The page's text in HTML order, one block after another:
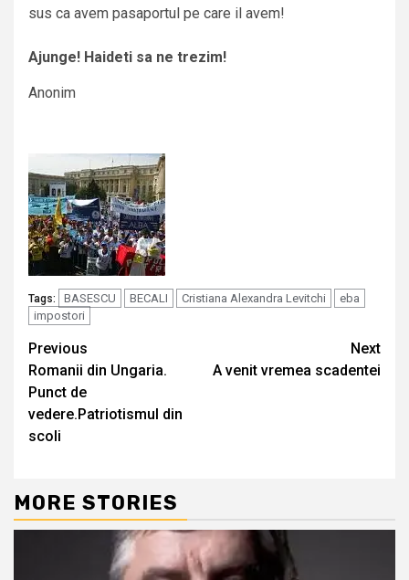
sus ca avem pasaportul pe care il avem!
Ajunge! Haideti sa ne trezim!
Anonim
Tags: BASESCU BECALI Cristiana Alexandra Levitchi
eba
impostori
Continue
Reading
Previous
Romanii din Ungaria.
Punct de
vedere.Patriotismul din
scoli
Next
A venit vremea scadentei
MORE STORIES